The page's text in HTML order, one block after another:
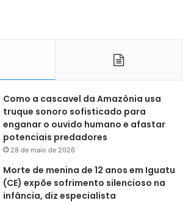
Como a cascavel da Amazônia usa
truque sonoro sofisticado para
enganar o ouvido humano e afastar
potenciais predadores
28 de maio de 2026
Morte de menina de 12 anos em Iguatu
(CE) expõe sofrimento silencioso na
infância, diz especialista